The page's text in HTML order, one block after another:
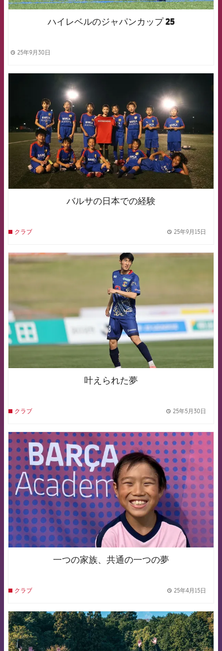
ハイレベルのジャパンカップ 25
25年9月30日
バルサの日本での経験
クラブ 25年9月15日
FCB Barcelona badge
叶えられた夢
クラブ 25年5月30日
FCB Barcelona badge
一つの家族、共通の一つの夢
クラブ 25年4月15日
FCB Barcelona badge